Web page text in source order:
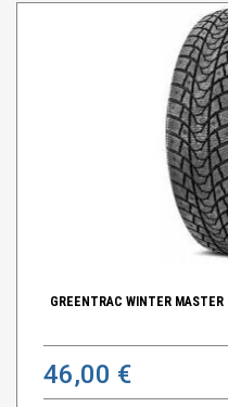
GREENTRAC WINTER
46,00 €